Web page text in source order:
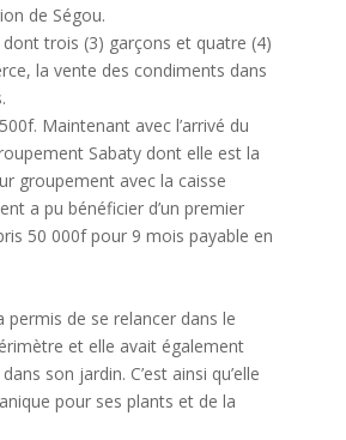
de Ségou.
trois (3) garçons et quatre (4)
la vente des condiments dans
Maintenant avec l’arrivé du
Sabaty dont elle est la
groupement avec la caisse
a pu bénéficier d’un premier
50 000f pour 9 mois payable en
permis de se relancer dans le
et elle avait également
son jardin. C’est ainsi qu’elle
pour ses plants et de la